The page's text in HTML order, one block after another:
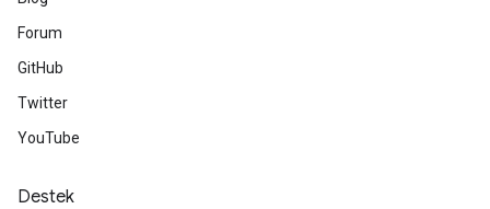
Forum
GitHub
Twitter
YouTube
Destek